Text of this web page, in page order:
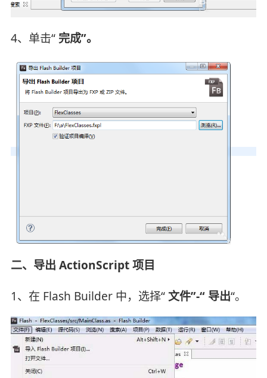
4、单击“完成”。
二、导出 ActionScript 项目
1、在 Flash Builder 中，选择“文件”-“ 导出“。